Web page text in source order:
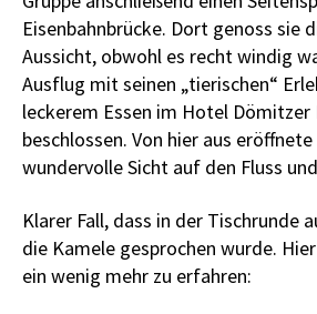
Eisenbahnbrücke. Dort genoss sie
Aussicht, obwohl es recht windig
Ausflug mit seinen „tierischen“
leckerem Essen im Hotel Dömitzer
beschlossen. Von hier aus
wundervolle Sicht auf den Fluss
Klarer Fall, dass in der Tischrunde
die Kamele gesprochen wurde.
ein wenig mehr zu erfahren: